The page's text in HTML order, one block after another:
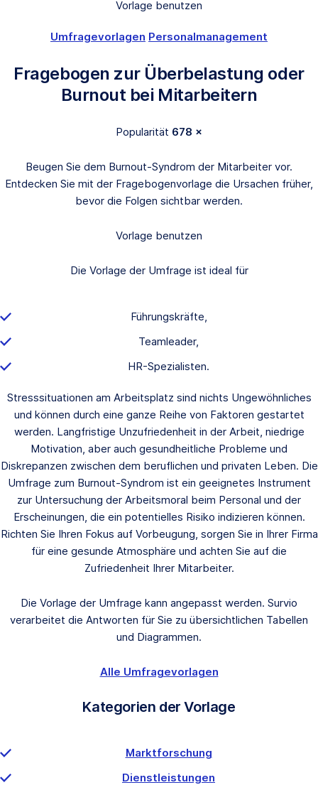
Vorlage benutzen
Umfragevorlagen Personalmanagement
Fragebogen zur Überbelastung oder
Burnout bei Mitarbeitern
Popularität 678 ×
Beugen Sie dem Burnout-Syndrom der Mitarbeiter vor.
Entdecken Sie mit der Fragebogenvorlage die Ursachen früher,
bevor die Folgen sichtbar werden.
Vorlage benutzen
Die Vorlage der Umfrage ist ideal für
Führungskräfte,
Teamleader,
HR-Spezialisten.
Stresssituationen am Arbeitsplatz sind nichts Ungewöhnliches
und können durch eine ganze Reihe von Faktoren gestartet
werden. Langfristige Unzufriedenheit in der Arbeit, niedrige
Motivation, aber auch gesundheitliche Probleme und
Diskrepanzen zwischen dem beruflichen und privaten Leben. Die
Umfrage zum Burnout-Syndrom ist ein geeignetes Instrument
zur Untersuchung der Arbeitsmoral beim Personal und der
Erscheinungen, die ein potentielles Risiko indizieren können.
Richten Sie Ihren Fokus auf Vorbeugung, sorgen Sie in Ihrer Firma
für eine gesunde Atmosphäre und achten Sie auf die
Zufriedenheit Ihrer Mitarbeiter.
Die Vorlage der Umfrage kann angepasst werden. Survio
verarbeitet die Antworten für Sie zu übersichtlichen Tabellen
und Diagrammen.
Alle Umfragevorlagen
Kategorien der Vorlage
Marktforschung
Dienstleistungen